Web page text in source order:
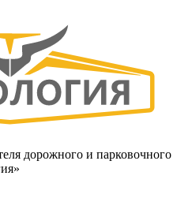
дорожного и парковочного